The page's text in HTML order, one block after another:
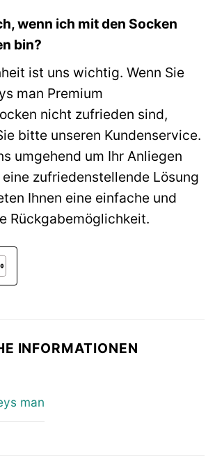
wenn ich mit den Socken
bin?
ist uns wichtig. Wenn Sie
man Premium
nicht zufrieden sind,
bitte unseren Kundenservice.
umgehend um Ihr Anliegen
zufriedenstellende Lösung
Ihnen eine einfache und
Rückgabemöglichkeit.
INFORMATIONEN
man